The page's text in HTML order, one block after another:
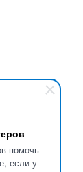
помочь
если у